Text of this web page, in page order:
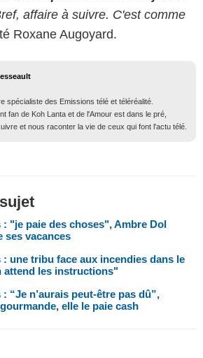
affaire à suivre. C'est comme
Roxane Augoyard.
spécialiste des Emissions télé et téléréalité.
fan de Koh Lanta et de l'Amour est dans le pré,
et nous raconter la vie de ceux qui font l'actu télé.
"je paie des choses", Ambre Dol
ses vacances
une tribu face aux incendies dans le
attend les instructions"
“Je n’aurais peut-être pas dû”,
elle le paie cash